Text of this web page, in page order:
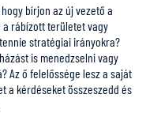
bírjon az új vezető a
a rábízott területet vagy
stratégiai irányokra?
is menedzselni vagy
Az ő felelőssége lesz a saját
a kérdéseket összeszedd és